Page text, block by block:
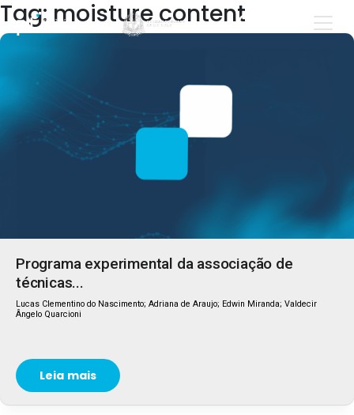
Tag: moisture content
Programa experimental da associação de
técnicas...
Lucas Clementino do Nascimento; Adriana de Araujo; Edwin Miranda; Valdecir
Ângelo Quarcioni
Leia mais